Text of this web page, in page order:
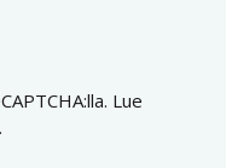
Lue
.